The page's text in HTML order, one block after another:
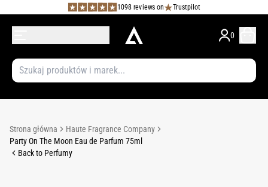
1098 reviews on Trustpilot
0
Strona główna
Haute Fragrance Company
Party On The Moon Eau de Parfum 75ml
Back to Perfumy